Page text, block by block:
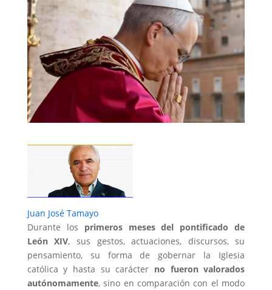
Juan José Tamayo
Durante los primeros meses del pontificado de
León XIV, sus gestos, actuaciones, discursos, su
pensamiento, su forma de gobernar la Iglesia
católica y hasta su carácter no fueron valorados
autónomamente, sino en comparación con el modo